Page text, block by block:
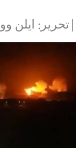
|تحریر: ایلن